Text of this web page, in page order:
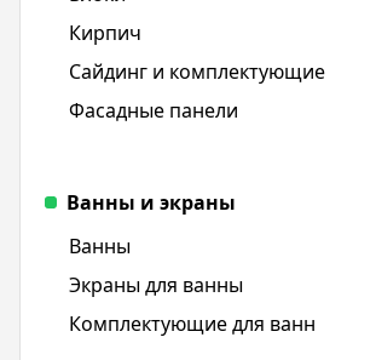
Кирпич
Сайдинг и комплектующие
Фасадные панели
Ванны и экраны
Ванны
Экраны для ванны
Комплектующие для ванн